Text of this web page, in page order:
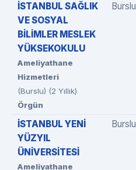
İSTANBUL SAĞLIK
VE SOSYAL
BİLİMLER MESLEK
YÜKSEKOKULU
Ameliyathane
Hizmetleri
(Burslu) (2 Yıllık)
Örgün
Burslu
İSTANBUL YENİ
YÜZYIL
ÜNİVERSİTESİ
Ameliyathane
Burslu